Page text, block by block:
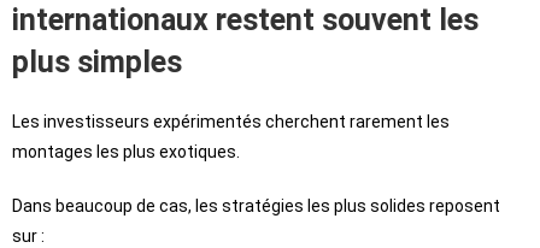
internationaux restent souvent les
plus simples
Les investisseurs expérimentés cherchent rarement les
montages les plus exotiques.
Dans beaucoup de cas, les stratégies les plus solides reposent
sur :